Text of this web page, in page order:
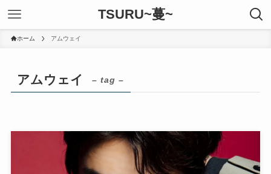
TSURU~蔓~
ホーム アムウェイ
アムウェイ – tag –